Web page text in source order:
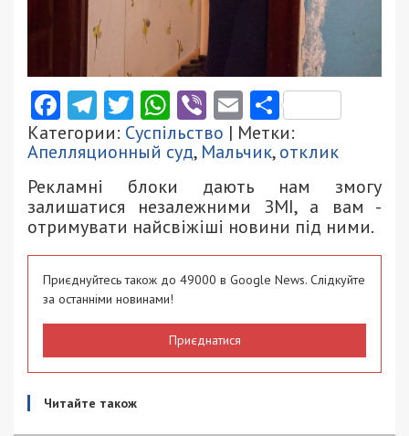
Facebook
Telegram
Twitter
WhatsApp
ViberEmail
Категории: Суспільство | Метки:
Апелляционный суд, Мальчик,отклик
Рекламні блоки дають нам змогу
залишатися незалежними ЗМІ, а вам -
отримувати найсвіжіші новини під ними.
Приєднуйтесь також до 49000 в Google News. Слідкуйте
за останніми новинами!
Приєднатися
Читайте також